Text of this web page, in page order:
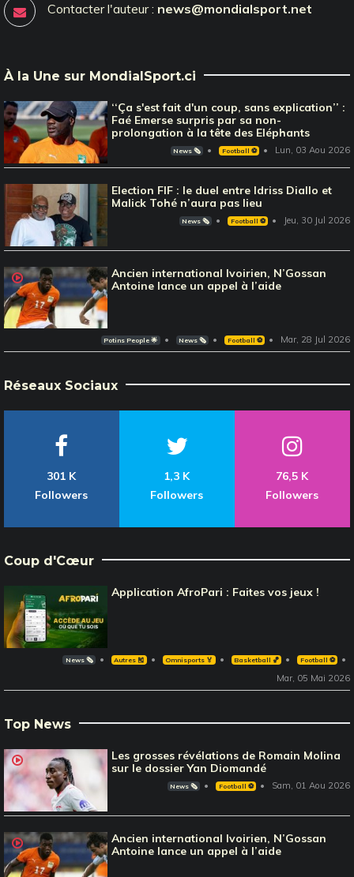
Contacter l'auteur : news@mondialsport.net
À la Une sur MondialSport.ci
‘‘Ça s'est fait d'un coup, sans explication’’ :
Faé Emerse surpris par sa non-
prolongation à la tête des Eléphants
News 🗞️ Football ⚽️ Lun, 03 Aou 2026
Election FIF : le duel entre Idriss Diallo et
Malick Tohé n’aura pas lieu
News 🗞️ Football ⚽️ Jeu, 30 Jul 2026
Ancien international Ivoirien, N’Gossan
Antoine lance un appel à l’aide
Potins People 🌟 News 🗞️ Football ⚽️ Mar, 28 Jul 2026
Réseaux Sociaux
301 K
Followers
1,3 K
Followers
76,5 K
Followers
Coup d'Cœur
Application AfroPari : Faites vos jeux !
News 🗞️ Autres 🎽 Omnisports 🏅 Basketball 🏀 Football ⚽️
Mar, 05 Mai 2026
Top News
Les grosses révélations de Romain Molina
sur le dossier Yan Diomandé
News 🗞️ Football ⚽️ Sam, 01 Aou 2026
Ancien international Ivoirien, N’Gossan
Antoine lance un appel à l’aide